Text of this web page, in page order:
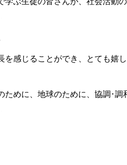
感じることができ、とても嬉
めに、地球のために、協調･調